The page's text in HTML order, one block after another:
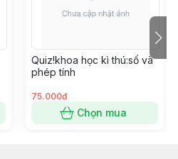
Quiz!khoa học kì thú:số và
phép tính
75.000đ
Chọn mua